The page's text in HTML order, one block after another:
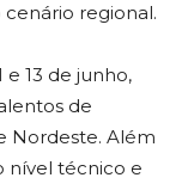
regional.
13 de junho,
de
Nordeste. Além
nível técnico e